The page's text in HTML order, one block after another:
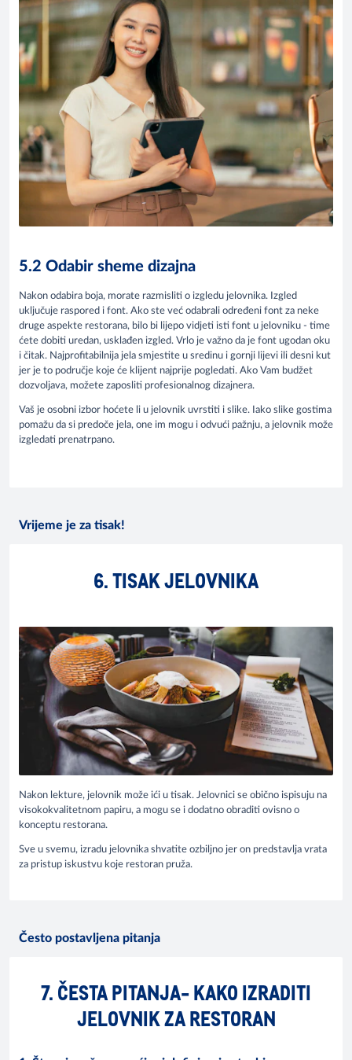
5.2 Odabir sheme dizajna
Nakon odabira boja, morate razmisliti o izgledu jelovnika. Izgled
uključuje raspored i font. Ako ste već odabrali određeni font za neke
druge aspekte restorana, bilo bi lijepo vidjeti isti font u jelovniku - time
ćete dobiti uredan, usklađen izgled. Vrlo je važno da je font ugodan oku
i čitak. Najprofitabilnija jela smjestite u sredinu i gornji lijevi ili desni kut
jer je to područje koje će klijent najprije pogledati. Ako Vam budžet
dozvoljava, možete zaposliti profesionalnog dizajnera.
Vaš je osobni izbor hoćete li u jelovnik uvrstiti i slike. Iako slike gostima
pomažu da si predoče jela, one im mogu i odvući pažnju, a jelovnik može
izgledati prenatrpano.
Vrijeme je za tisak!
6. TISAK JELOVNIKA
Nakon lekture, jelovnik može ići u tisak. Jelovnici se obično ispisuju na
visokokvalitetnom papiru, a mogu se i dodatno obraditi ovisno o
konceptu restorana.
Sve u svemu, izradu jelovnika shvatite ozbiljno jer on predstavlja vrata
za pristup iskustvu koje restoran pruža.
Često postavljena pitanja
7. ČESTA PITANJA- KAKO IZRADITI
JELOVNIK ZA RESTORAN